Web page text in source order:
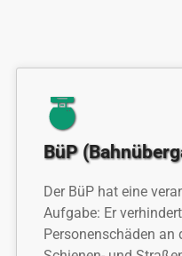
BüP
Der BüP hat eine
Aufgabe: Er
Personenschäden an